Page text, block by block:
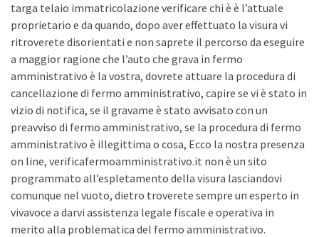
targa telaio immatricolazione verificare chi è è l’attuale
proprietario e da quando, dopo aver effettuato la visura vi
ritroverete disorientati e non saprete il percorso da eseguire
a maggior ragione che l’auto che grava in fermo
amministrativo è la vostra, dovrete attuare la procedura di
cancellazione di fermo amministrativo, capire se vi è stato in
vizio di notifica, se il gravame è stato avvisato con un
preavviso di fermo amministrativo, se la procedura di fermo
amministrativo è illegittima o cosa, Ecco la nostra presenza
on line, verificafermoamministrativo.it non è un sito
programmato all’espletamento della visura lasciandovi
comunque nel vuoto, dietro troverete sempre un esperto in
vivavoce a darvi assistenza legale fiscale e operativa in
merito alla problematica del fermo amministrativo.